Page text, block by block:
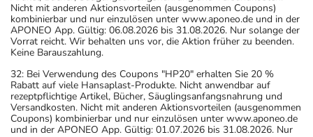
Nicht mit anderen Aktionsvorteilen (ausgenommen Coupons)
kombinierbar und nur einzulösen unter www.aponeo.de und in der
APONEO App. Gültig: 06.08.2026 bis 31.08.2026. Nur solange der
Vorrat reicht. Wir behalten uns vor, die Aktion früher zu beenden.
Keine Barauszahlung.
32: Bei Verwendung des Coupons "HP20" erhalten Sie 20 %
Rabatt auf viele Hansaplast-Produkte. Nicht anwendbar auf
rezeptpflichtige Artikel, Bücher, Säuglingsanfangsnahrung und
Versandkosten. Nicht mit anderen Aktionsvorteilen (ausgenommen
Coupons) kombinierbar und nur einzulösen unter www.aponeo.de
und in der APONEO App. Gültig: 01.07.2026 bis 31.08.2026. Nur